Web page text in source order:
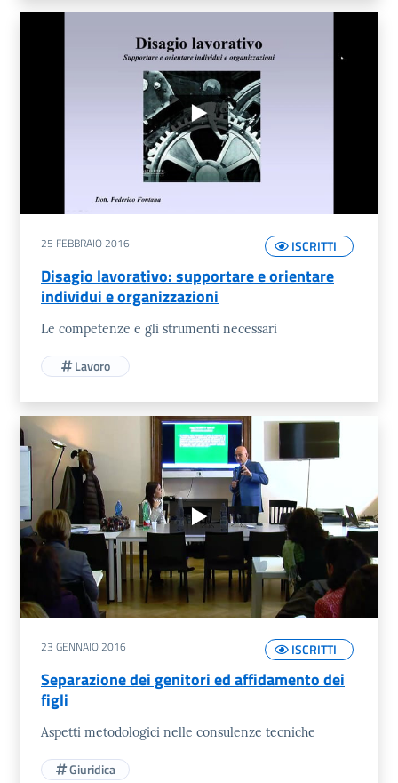
ISCRITTI
25 FEBBRAIO 2016
Disagio lavorativo: supportare e orientare
individui e organizzazioni
Le competenze e gli strumenti necessari
Lavoro
ISCRITTI
23 GENNAIO 2016
Separazione dei genitori ed affidamento dei
figli
Aspetti metodologici nelle consulenze tecniche
Giuridica